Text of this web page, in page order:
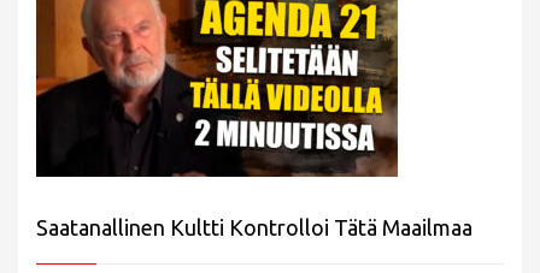
Saatanallinen Kultti Kontrolloi Tätä Maailmaa